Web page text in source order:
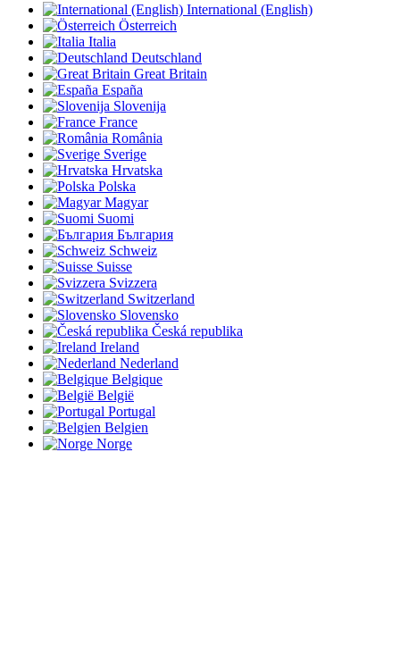
International (English)
Österreich
Italia
Deutschland
Great Britain
España
Slovenija
France
România
Sverige
Hrvatska
Polska
Magyar
Suomi
България
Schweiz
Suisse
Svizzera
Switzerland
Slovensko
Česká republika
Ireland
Nederland
Belgique
België
Portugal
Belgien
Norge